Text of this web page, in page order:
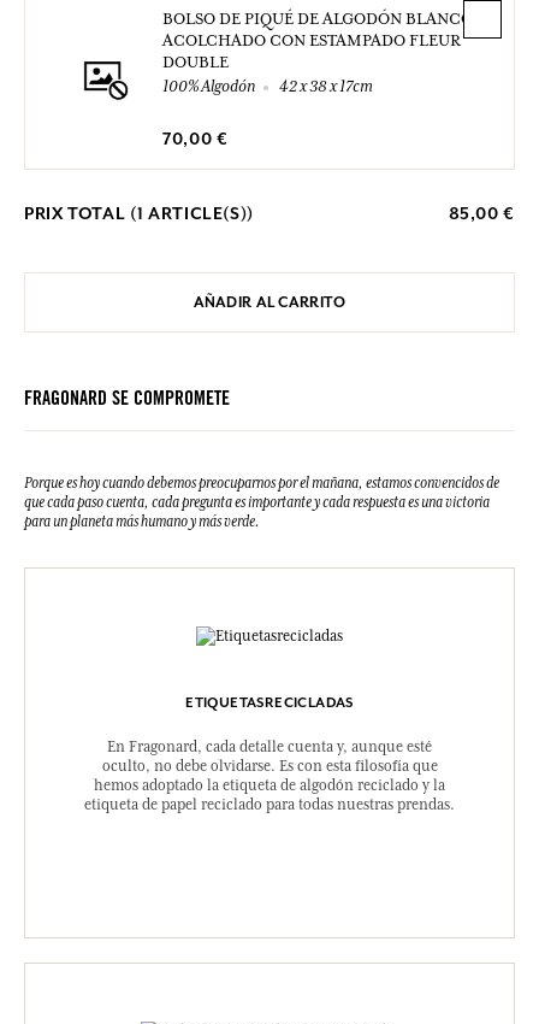
BOLSO DE PIQUÉ DE ALGODÓN BLANCO
ACOLCHADO CON ESTAMPADO FLEUR
DOUBLE
100% Algodón
42 x 38 x 17cm
70,00 €
PRIX TOTAL (1 ARTICLE(S)) 85,00 €
AÑADIR AL CARRITO
FRAGONARD SE COMPROMETE
Porque es hoy cuando debemos preocuparnos por el mañana, estamos convencidos de
que cada paso cuenta, cada pregunta es importante y cada respuesta es una victoria
para un planeta más humano y más verde.
ETIQUETASRECICLADAS
En Fragonard, cada detalle cuenta y, aunque esté
oculto, no debe olvidarse. Es con esta filosofía que
hemos adoptado la etiqueta de algodón reciclado y la
etiqueta de papel reciclado para todas nuestras prendas.